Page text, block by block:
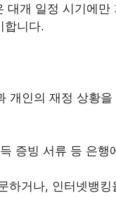
개 일정 시기에만
합니다.
인의 재정 상황
증빙 서류 등 은행
거나, 인터넷뱅킹